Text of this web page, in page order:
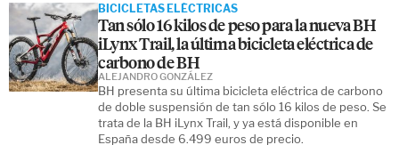
BICICLETAS ELÉCTRICAS
Tan sólo 16 kilos de peso para la nueva BH
iLynx Trail, la última bicicleta eléctrica de
carbono de BH
BH presenta su última bicicleta eléctrica de carbono
de doble suspensión de tan sólo 16 kilos de peso. Se
trata de la BH iLynx Trail, y ya está disponible en
España desde 6.499 euros de precio.
ALEJANDRO GONZÁLEZ